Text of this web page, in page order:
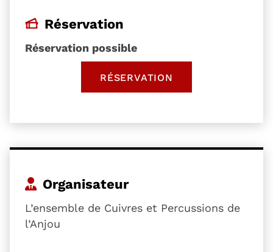
Réservation
Réservation possible
RÉSERVATION, OUVRE UNE NOUVELLE
Organisateur
L’ensemble de Cuivres et Percussions de
l’Anjou